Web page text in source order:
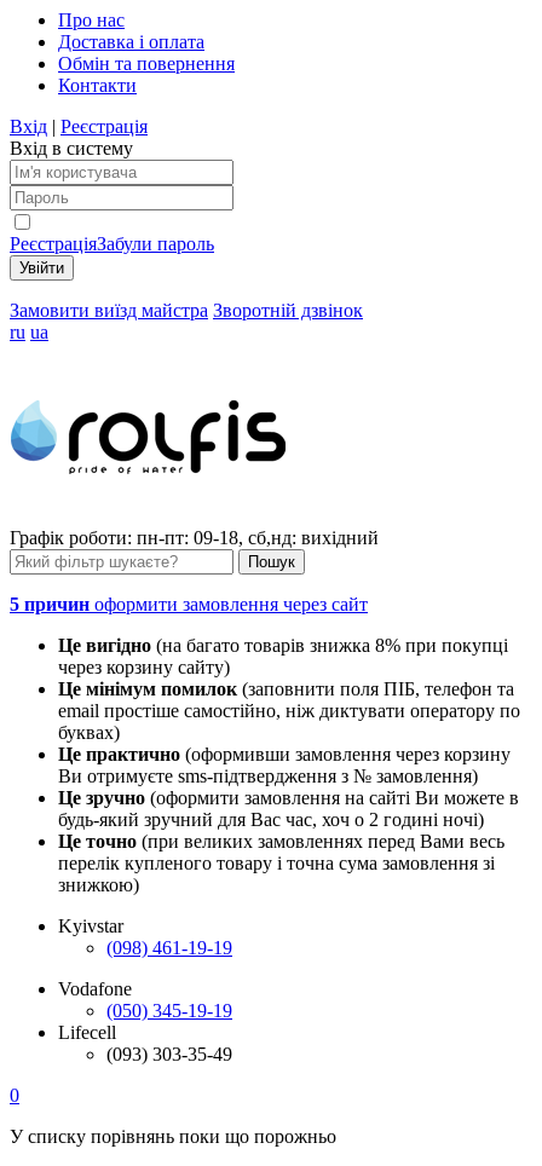
Про нас
Доставка і оплата
Обмін та повернення
Контакти
Вхід | Реєстрація
Вхід в систему
РеєстраціяЗабули пароль
Замовити виїзд майстра Зворотній дзвінок
ru ua
Графік роботи: пн-пт: 09-18, сб,нд: вихідний
5 причин оформити замовлення через сайт
Це вигідно (на багато товарів знижка 8% при покупці
через корзину сайту)
Це мінімум помилок (заповнити поля ПІБ, телефон та
email простіше самостійно, ніж диктувати оператору по
буквах)
Це практично (оформивши замовлення через корзину
Ви отримуєте sms-підтвердження з № замовлення)
Це зручно (оформити замовлення на сайті Ви можете в
будь-який зручний для Вас час, хоч о 2 годині ночі)
Це точно (при великих замовленнях перед Вами весь
перелік купленого товару і точна сума замовлення зі
знижкою)
Kyivstar
(098) 461-19-19
Vodafone
(050) 345-19-19
Lifecell
(093) 303-35-49
0
У списку порівнянь поки що порожньо